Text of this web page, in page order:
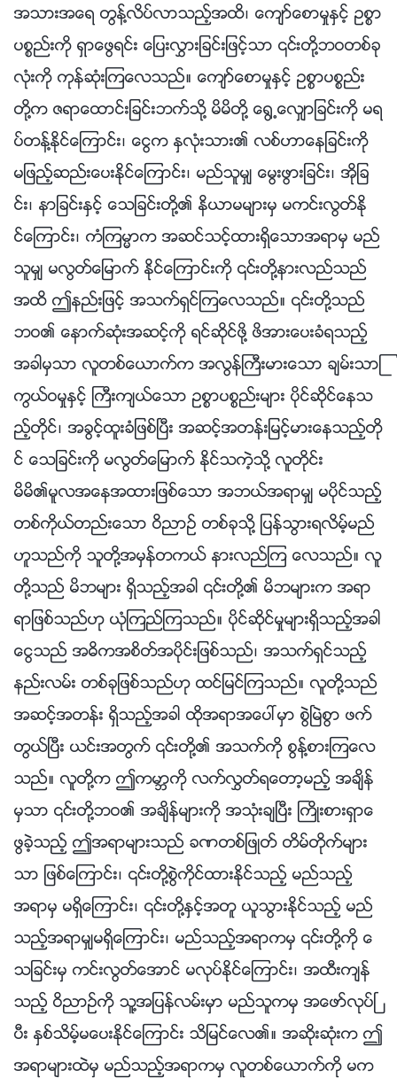
အသားအေရ တြန႔္လိပ္လာသည့္အထိ၊ ေက်ာ္ေစာမႈႏွင့္ ဥစၥာ
ပစၥည္းကို ရွာေဖြရင္း ေျပးလႊားျခင္းျဖင့္သာ ၎တို႔ဘဝတစ္ခု
လုံးကို ကုန္ဆုံးၾကေလသည္။ ေက်ာ္ေစာမႈႏွင့္ ဥစၥာပစၥည္း
တို႔က ဇရာေထာင္းျခင္းဘက္သို႔ မိမိတို႔ ေ႐ြ႕ေလွ်ာျခင္းကို မရ
ပ္တန႔္ႏိုင္ေၾကာင္း၊ ေငြက ႏွလုံးသား၏ လစ္ဟာေနျခင္းကို
မျဖည့္ဆည္းေပးႏိုင္ေၾကာင္း၊ မည္သူမွ် ေမြးဖြားျခင္း၊ အိုျခ
င္း၊ နာျခင္းႏွင့္ ေသျခင္းတို႔၏ နိယာမမ်ားမွ မကင္းလြတ္ႏို
င္ေၾကာင္း၊ ကံၾကမၼာက အဆင္သင့္ထားရွိေသာအရာမွ မည္
သူမွ် မလြတ္ေျမာက္ ႏိုင္ေၾကာင္းကို ၎တို႔နားလည္သည္
အထိ ဤနည္းျဖင့္ အသက္ရွင္ၾကေလသည္။ ၎တို႔သည္
ဘဝ၏ ေနာက္ဆုံးအဆင့္ကို ရင္ဆိုင္ဖို႔ ဖိအားေပးခံရသည့္
အခါမွသာ လူတစ္ေယာက္က အလြန္ႀကီးမားေသာ ခ်မ္းသာႂ
ကြယ္ဝမႈႏွင့္ ႀကီးက်ယ္ေသာ ဥစၥာပစၥည္းမ်ား ပိုင္ဆိုင္ေနသ
ည့္တိုင္၊ အခြင့္ထူးခံျဖစ္ၿပီး အဆင့္အတန္းျမင့္မားေနသည့္တို
င္ ေသျခင္းကို မလြတ္ေျမာက္ ႏိုင္သကဲ့သို႔ လူတိုင္း
မိမိ၏မူလအေနအထားျဖစ္ေသာ အဘယ္အရာမွ် မပိုင္သည့္
တစ္ကိုယ္တည္းေသာ ဝိညာဥ္ တစ္ခုသို႔ ျပန္သြားရလိမ့္မည္
ဟူသည္ကို သူတို႔အမွန္တကယ္ နားလည္ၾက ေလသည္။ လူ
တို႔သည္ မိဘမ်ား ရွိသည့္အခါ ၎တို႔၏ မိဘမ်ားက အရာ
ရာျဖစ္သည္ဟု ယုံၾကည္ၾကသည္။ ပိုင္ဆိုင္မႈမ်ားရွိသည့္အခါ
ေငြသည္ အဓိကအစိတ္အပိုင္းျဖစ္သည္၊ အသက္ရွင္သည့္
နည္းလမ္း တစ္ခုျဖစ္သည္ဟု ထင္ျမင္ၾကသည္။ လူတို႔သည္
အဆင့္အတန္း ရွိသည့္အခါ ထိုအရာအေပၚမွာ စြဲၿမဲစြာ ဖက္
တြယ္ၿပီး ယင္းအတြက္ ၎တို႔၏ အသက္ကို စြန႔္စားၾကေလ
သည္။ လူတို႔က ဤကမာၻကို လက္လႊတ္ရေတာ့မည့္ အခ်ိန္
မွသာ ၎တို႔ဘဝ၏ အခ်ိန္မ်ားကို အသုံးခ်ၿပီး ႀကိဳးစားရွာေ
ဖြခဲ့သည့္ ဤအရာမ်ားသည္ ခဏတစ္ျဖဳတ္ တိမ္တိုက္မ်ား
သာ ျဖစ္ေၾကာင္း၊ ၎တို႔စြဲကိုင္ထားႏိုင္သည့္ မည္သည့္
အရာမွ မရွိေၾကာင္း၊ ၎တို႔ႏွင့္အတူ ယူသြားႏိုင္သည့္ မည္
သည့္အရာမွ်မရွိေၾကာင္း၊ မည္သည့္အရာကမွ ၎တို႔ကို ေ
သျခင္းမွ ကင္းလြတ္ေအာင္ မလုပ္ႏိုင္ေၾကာင္း၊ အထီးက်န္
သည့္ ဝိညာဥ္ကို သူ႔အျပန္လမ္းမွာ မည္သူကမွ အေဖာ္လုပ္ၿ
ပီး ႏွစ္သိမ့္မေပးႏိုင္ေၾကာင္း သိျမင္ေလ၏။ အဆိုးဆုံးက ဤ
အရာမ်ားထဲမွ မည္သည့္အရာကမွ လူတစ္ေယာက္ကို မက